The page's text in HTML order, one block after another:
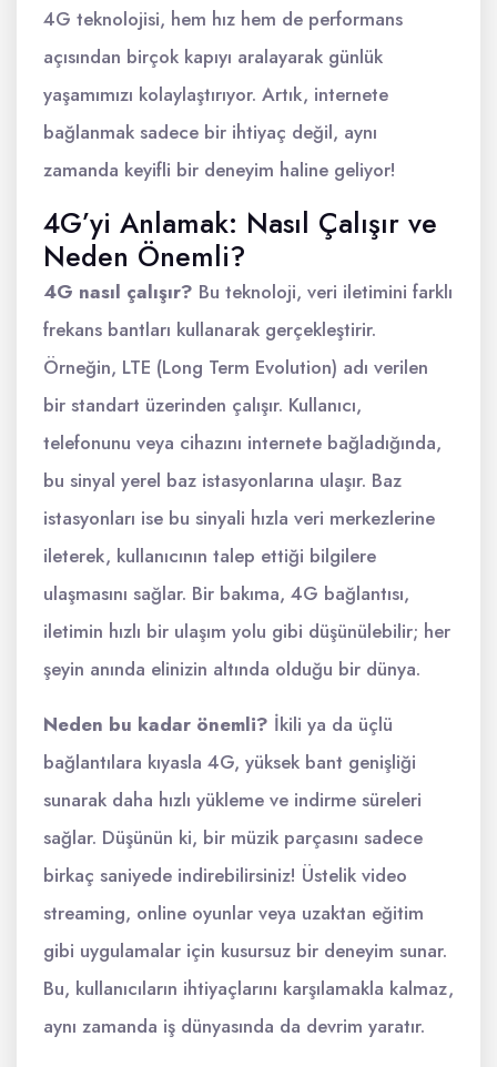
4G teknolojisi, hem hız hem de performans
açısından birçok kapıyı aralayarak günlük
yaşamımızı kolaylaştırıyor. Artık, internete
bağlanmak sadece bir ihtiyaç değil, aynı
zamanda keyifli bir deneyim haline geliyor!
4G’yi Anlamak: Nasıl Çalışır ve
Neden Önemli?
4G nasıl çalışır? Bu teknoloji, veri iletimini farklı
frekans bantları kullanarak gerçekleştirir.
Örneğin, LTE (Long Term Evolution) adı verilen
bir standart üzerinden çalışır. Kullanıcı,
telefonunu veya cihazını internete bağladığında,
bu sinyal yerel baz istasyonlarına ulaşır. Baz
istasyonları ise bu sinyali hızla veri merkezlerine
ileterek, kullanıcının talep ettiği bilgilere
ulaşmasını sağlar. Bir bakıma, 4G bağlantısı,
iletimin hızlı bir ulaşım yolu gibi düşünülebilir; her
şeyin anında elinizin altında olduğu bir dünya.
Neden bu kadar önemli? İkili ya da üçlü
bağlantılara kıyasla 4G, yüksek bant genişliği
sunarak daha hızlı yükleme ve indirme süreleri
sağlar. Düşünün ki, bir müzik parçasını sadece
birkaç saniyede indirebilirsiniz! Üstelik video
streaming, online oyunlar veya uzaktan eğitim
gibi uygulamalar için kusursuz bir deneyim sunar.
Bu, kullanıcıların ihtiyaçlarını karşılamakla kalmaz,
aynı zamanda iş dünyasında da devrim yaratır.